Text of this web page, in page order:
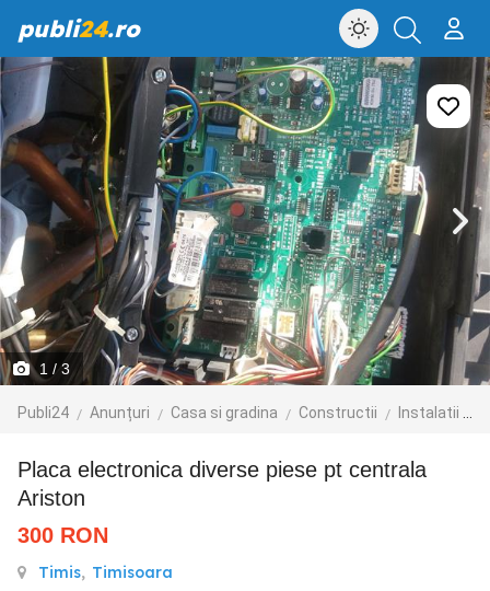
publi24.ro
1 / 3
Publi24 Anunțuri Casa si gradina Constructii Instalatii de incalzire
Placa electronica diverse piese pt centrala
Ariston
300 RON
Timis, Timisoara